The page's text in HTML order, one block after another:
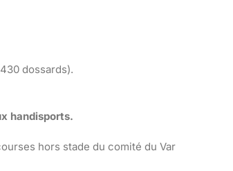
dossards).
handisports.
hors stade du comité du Var